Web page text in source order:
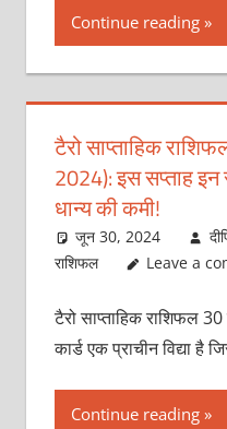
Continue reading
टैरो साप्ताहिक
2024): इस सप्ताह इन
धान्य की कमी!
जून 30, 2024
राशिफल
Leave a
टैरो साप्ताहिक राशिफल
कार्ड एक प्राचीन विद्या है
Continue reading